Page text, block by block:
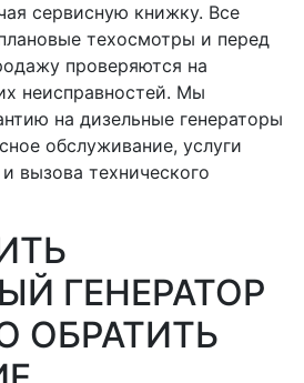
сервисную книжку. Все
техосмотры и перед
проверяются на
неисправностей. Мы
на дизельные генераторы
обслуживание, услуги
вызова технического
ГЕНЕРАТОР
ОБРАТИТЬ